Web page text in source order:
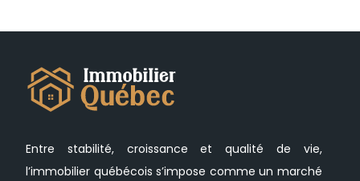
Entre stabilité, croissance et qualité de vie,
l’immobilier québécois s’impose comme un marché